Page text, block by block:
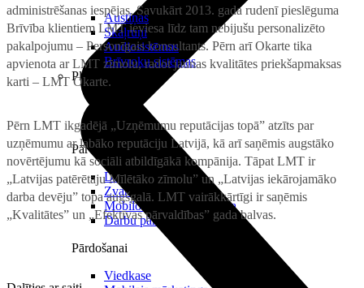
Pārvaldībai
Darbalaika uzskaite
Zvanu pārvaldnieks
Mobilo iekārtu pārvaldība
Darbu pārvaldnieks
Pārdošanai
Viedkase
Austiņas
Skaļruņi
Audiosistēmas
Brīvroku sistēmas
Planšetes
administrēšanas iespējas. Savukārt 2013. gada rudenī pieslēguma
Brīvība klientiem LMT ieviesa līdz tam nebijušu personalizēto
pakalpojumu – Personīgais konsultants. Pērn arī Okarte tika
apvienota ar LMT zīmolu, radot jaunas kvalitātes priekšapmaksas
karti – LMT Okarte.
Pērn LMT ikgadējā „Uzņēmumu reputācijas topā” atzīts par
uzņēmumu ar labāko reputāciju Latvijā, kā arī saņēmis augstāko
novērtējumu kā sociāli atbildīgākā kompānija. Tāpat LMT ir
„Latvijas patērētāju Mīlētāko zīmolu” un „Latvijas iekārojamāko
darba devēju” topa augšgalā. LMT vairākkārtīgi ir saņēmis
„Kvalitātes” un „Efektīvas pārvaldības” gada balvas.